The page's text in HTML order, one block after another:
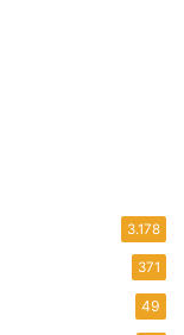
3.178
371
49